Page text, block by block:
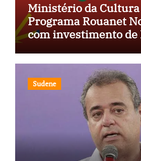
Ministério da Cultura
Programa Rouanet
com investimento de
Sudene